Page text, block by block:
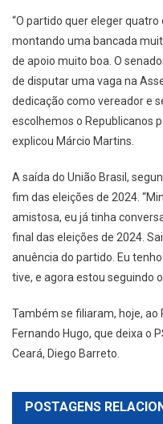
“O partido quer eleger
montando uma bancada
de apoio muito boa. O
de disputar uma vaga na
dedicação como vereador e
escolhemos o Republicanos
explicou Márcio Martins.
A saída do União Brasil,
fim das eleições de 2024.
amistosa, eu já tinha
final das eleições de 2024.
anuência do partido. Eu
tive, e agora estou seguindo
Também se filiaram, hoje, ao
Fernando Hugo, que deixa o
Ceará, Diego Barreto.
POSTAGENS